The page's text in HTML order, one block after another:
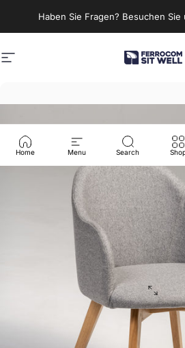
Haben Sie Fragen? Besuchen
Seitennavigation Ferrocom -
Home Menu Search